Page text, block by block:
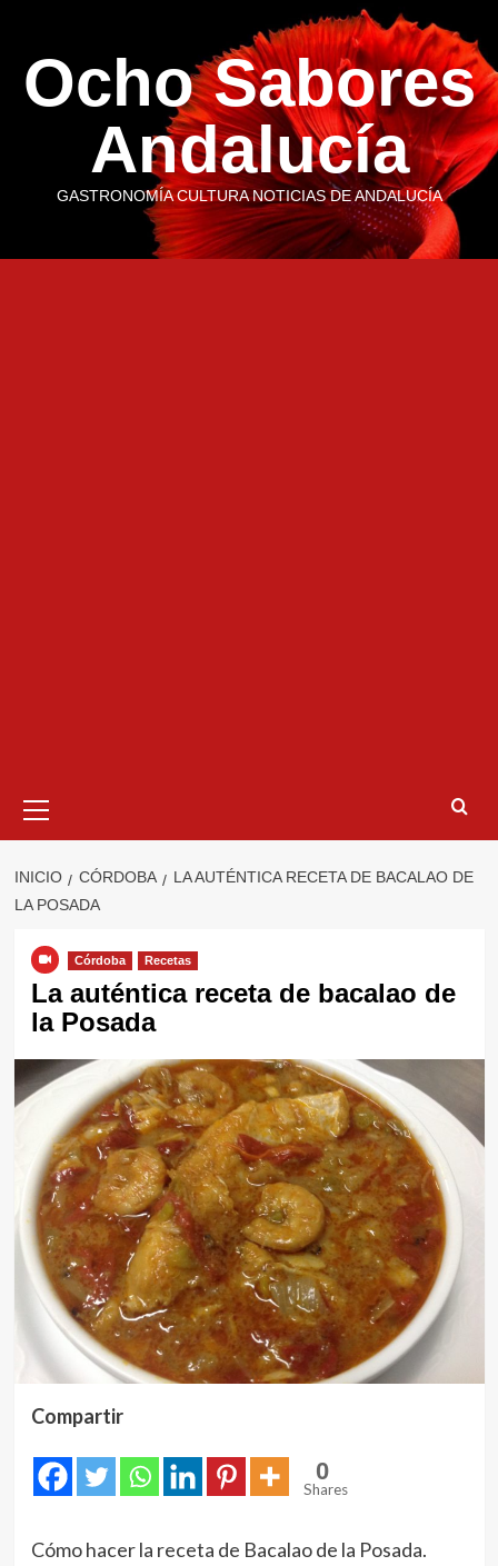
contenido
Ocho Sabores
Andalucía
GASTRONOMÍA CULTURA NOTICIAS DE ANDALUCÍA
primario
INICIO CÓRDOBA
LA AUTÉNTICA RECETA DE BACALAO DE
LA POSADA
Córdoba Recetas
La auténtica receta de bacalao de
la Posada
Compartir
0
Shares
Cómo hacer la receta de Bacalao de la Posada.